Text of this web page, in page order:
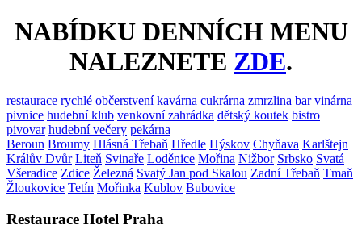
NABÍDKU DENNÍCH MENU
NALEZNETE ZDE.
restaurace rychlé občerstvení kavárna cukrárna zmrzlina bar vinárna
pivnice hudební klub venkovní zahrádka dětský koutek bistro
pivovar hudební večery pekárna
Beroun Broumy Hlásná Třebaň Hředle Hýskov Chyňava Karlštejn
Králův Dvůr Liteň Svinaře Loděnice Mořina Nižbor Srbsko Svatá
Všeradice Zdice Železná Svatý Jan pod Skalou Zadní Třebaň Tmaň
Žloukovice Tetín Mořinka Kublov Bubovice
Restaurace Hotel Praha